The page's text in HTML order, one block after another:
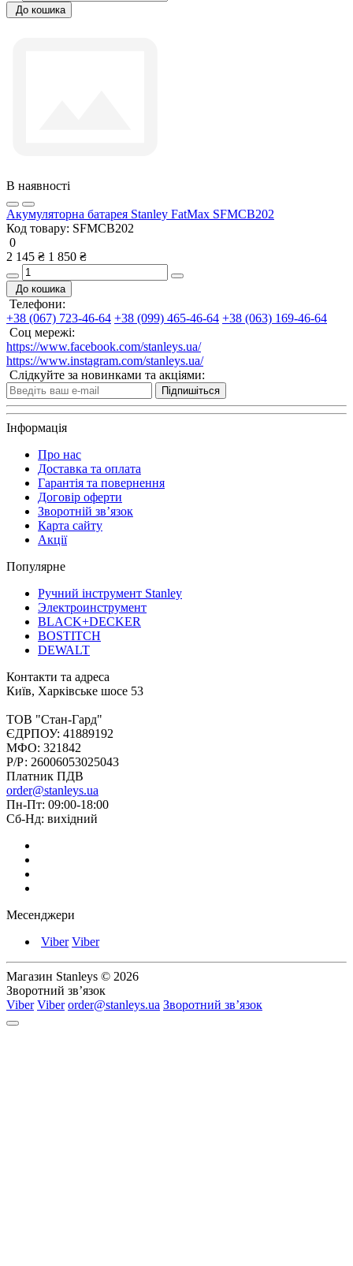
До кошика
В наявності
Акумуляторна батарея Stanley FatMax SFMCB202
Код товару: SFMCB202
0
2 145 ₴ 1 850 ₴
До кошика
Телефони:
+38 (067) 723-46-64 +38 (099) 465-46-64 +38 (063) 169-46-64
Соц мережі:
https://www.facebook.com/stanleys.ua/
https://www.instagram.com/stanleys.ua/
Слідкуйте за новинками та акціями:
Підпишіться
Інформація
Про нас
Доставка та оплата
Гарантія та повернення
Договір оферти
Зворотній зв’язок
Карта сайту
Акції
Популярне
Ручний інструмент Stanley
Электроинструмент
BLACK+DECKER
BOSTITCH
DEWALT
Контакти та адреса
Київ, Харківське шосе 53
ТОВ "Стан-Гард"
ЄДРПОУ: 41889192
МФО: 321842
Р/Р: 26006053025043
Платник ПДВ
order@stanleys.ua
Пн-Пт: 09:00-18:00
Сб-Нд: вихідний
Месенджери
Viber Viber
Магазин Stanleys © 2026
Зворотний зв’язок
Viber Viber order@stanleys.ua Зворотний зв’язок